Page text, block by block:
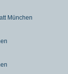
München